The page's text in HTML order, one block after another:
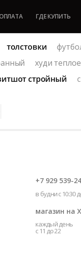
ГДЕ КУПИТЬ
толстовки
худи теплое
стройный
+7 929 539-
в будни с 10:30
магазин на
каждый день
с 11 до 22